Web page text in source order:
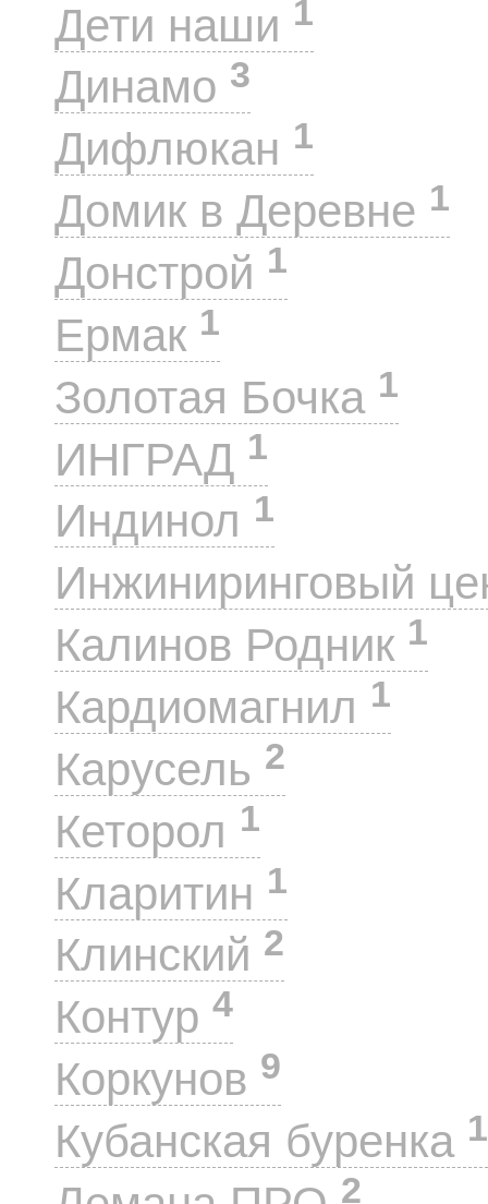
Дети наши 1
Динамо 3
Дифлюкан 1
Домик в Деревне 1
Донстрой 1
Ермак 1
Золотая Бочка 1
ИНГРАД 1
Индинол 1
Инжиниринговый
Калинов Родник 1
Кардиомагнил 1
Карусель 2
Кеторол 1
Кларитин 1
Клинский 2
Контур 4
Коркунов 9
Кубанская буренка 1
2